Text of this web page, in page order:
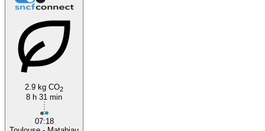
2.9 kg CO2
8 h 31 min
07:18